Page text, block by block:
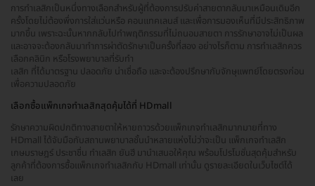
การทำเลสิกเป็นหนึ่งทางเลือกสำหรับผู้ที่ต้องการปรับค่าสายตากลับมาเหมือนเดิมอีก
ครั้งโดยไม่ต้องพึ่งการใส่แว่นหรือ คอนแทคเลนส์ และเพื่อการมองเห็นที่มีประสิทธิภาพ
มากขึ้น เพราะฉะนั้นหากกลับไปทำพฤติกรรมที่ไม่ถนอมสายตา การรักษาอาจไม่เป็นผล
และอาจจะต้องกลับมาทำการผ่าตัดรักษาเป็นครั้งที่สอง อย่างไรก็ตาม การทำเลสิกควร
เลือกคลินิก หรือโรงพยาบาลที่รับทำ
เลสิก ที่ได้มาตรฐาน ปลอดภัย น่าเชื่อถือ และจะต้องปรึกษากับจักษุแพทย์โดยตรงก่อน
เพื่อความปลอดภัย
เลือกซื้อแพ็กเกจทำเลสิกสุดคุ้มได้ที่ HDmall
รักษาความผิดปกติทางสายตาให้หายถาวรด้วยแพ็กเกจทำเลสิกมากมายที่ทาง
HDmall ได้จับมือกับสถานพยาบาลชั้นนำหลายแห่งไม่ว่าจะเป็น แพ็กเกจทำเลสิก
เกษมราษฎร์ ประชาชื่น ทำเลสิก ยันฮี มานำเสนอให้คุณ พร้อมโปรโมชั่นสุดคุ้มสำหรับ
ลูกค้าที่ต้องการซื้อแพ็กเกจทำเลสิกกับ HDmall เท่านั้น ดูรายละเอียดในเว็บไซต์ได้
เลย